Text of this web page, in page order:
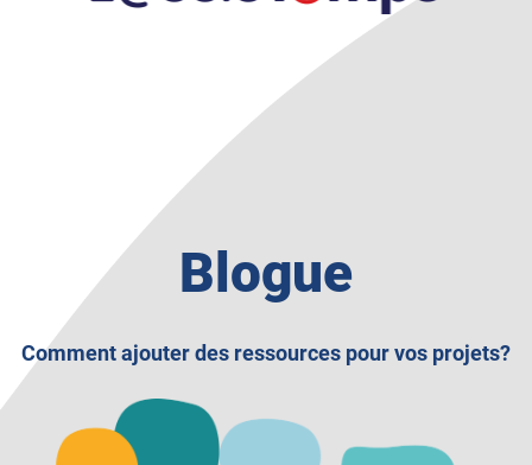
Blogue
Comment ajouter des ressources pour vos projets?